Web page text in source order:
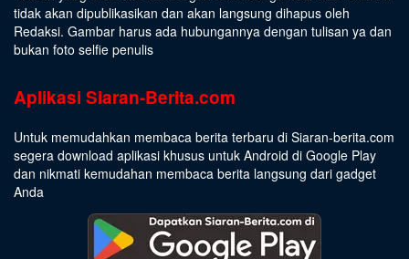
tidak akan dipublikasikan dan akan langsung dihapus oleh
Redaksi. Gambar harus ada hubungannya dengan tulisan ya dan
bukan foto selfie penulis
Aplikasi Siaran-Berita.com
Untuk memudahkan membaca berita terbaru di Siaran-berita.com
segera download aplikasi khusus untuk Android di Google Play
dan nikmati kemudahan membaca berita langsung dari gadget
Anda